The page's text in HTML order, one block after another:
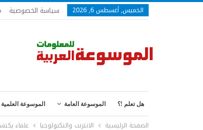
الخميس, أغسطس 6, 2026 سياسة الخصوصية
هل تعلم !؟ الموسوعة العامة الموسوعة العلمية
الصفحة الرئيسية الانترنت والتكنولوجيا علماء